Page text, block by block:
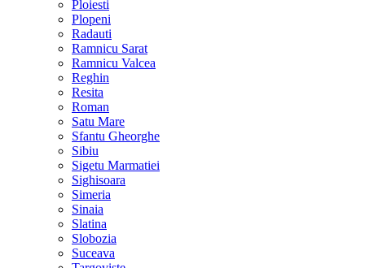
Ploiesti
Plopeni
Radauti
Ramnicu Sarat
Ramnicu Valcea
Reghin
Resita
Roman
Satu Mare
Sfantu Gheorghe
Sibiu
Sigetu Marmatiei
Sighisoara
Simeria
Sinaia
Slatina
Slobozia
Suceava